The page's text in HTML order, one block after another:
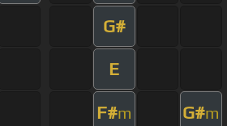
G#
E
F#m G#m